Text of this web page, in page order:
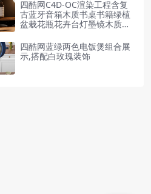
四酷网C4D-OC渲染工程含复
古蓝牙音箱木质书桌书籍绿植
盆栽花瓶花卉台灯墨镜木质书
四酷网蓝绿两色电饭煲组合展
示,搭配白玫瑰装饰